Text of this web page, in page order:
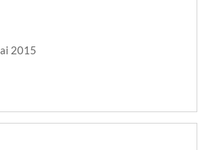
2015